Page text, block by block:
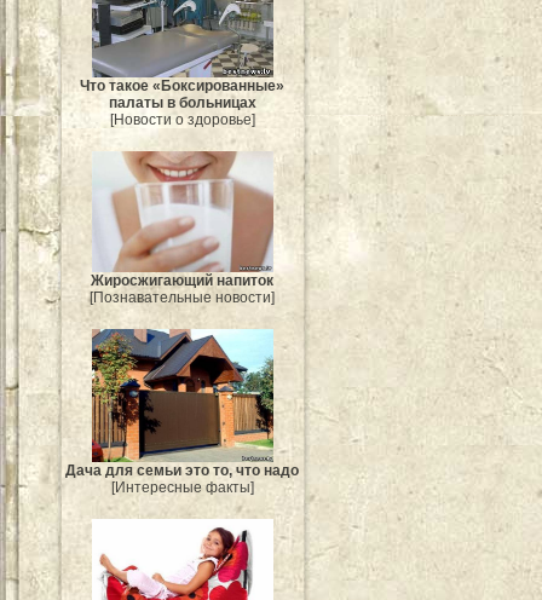
Что такое «Боксированные»
палаты в больницах
[Новости о здоровье]
Жиросжигающий напиток
[Познавательные новости]
Дача для семьи это то, что надо
[Интересные факты]